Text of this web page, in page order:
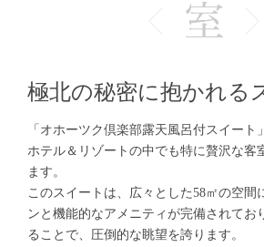
極北の秘密に抱かれる
「オホーツク倶楽部露天風呂付スイート
ホテル＆リゾートの中でも特に贅沢な客
ます。
このスイートは、広々とした58㎡の空間
ンと機能的なアメニティが完備されてお
ることで、圧倒的な眺望を誇ります。